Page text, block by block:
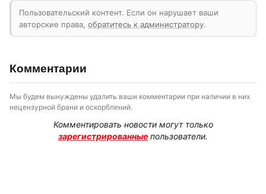
Пользовательский контент. Если он нарушает ваши
авторские права, обратитесь к администратору.
Комментарии
Мы будем вынуждены удалить ваши комментарии при наличии в них
нецензурной брани и оскорблений.
Комментировать новости могут только
зарегистрированные пользователи.